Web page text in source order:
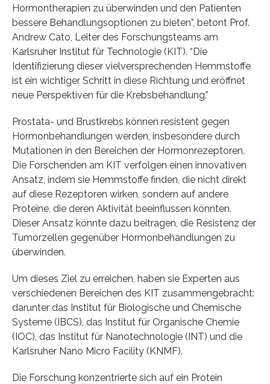
Hormontherapien zu überwinden und den Patienten
bessere Behandlungsoptionen zu bieten”, betont Prof.
Andrew Cato, Leiter des Forschungsteams am
Karlsruher Institut für Technologie (KIT). “Die
Identifizierung dieser vielversprechenden Hemmstoffe
ist ein wichtiger Schritt in diese Richtung und eröffnet
neue Perspektiven für die Krebsbehandlung.”
Prostata- und Brustkrebs können resistent gegen
Hormonbehandlungen werden, insbesondere durch
Mutationen in den Bereichen der Hormonrezeptoren.
Die Forschenden am KIT verfolgen einen innovativen
Ansatz, indem sie Hemmstoffe finden, die nicht direkt
auf diese Rezeptoren wirken, sondern auf andere
Proteine, die deren Aktivität beeinflussen könnten.
Dieser Ansatz könnte dazu beitragen, die Resistenz der
Tumorzellen gegenüber Hormonbehandlungen zu
überwinden.
Um dieses Ziel zu erreichen, haben sie Experten aus
verschiedenen Bereichen des KIT zusammengebracht:
darunter das Institut für Biologische und Chemische
Systeme (IBCS), das Institut für Organische Chemie
(IOC), das Institut für Nanotechnologie (INT) und die
Karlsruher Nano Micro Facility (KNMF).
Die Forschung konzentrierte sich auf ein Protein